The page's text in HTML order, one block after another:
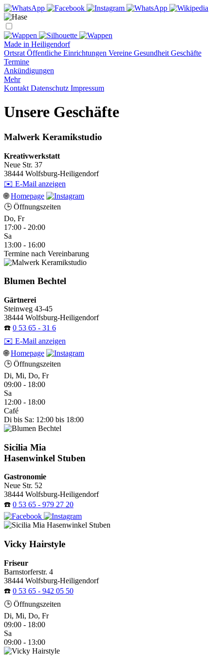
Made in Heiligendorf
Ortsrat Öffentliche Einrichtungen Vereine Gesundheit Geschäfte
Termine
Ankündigungen
Mehr
Kontakt Datenschutz Impressum
Unsere Geschäfte
Malwerk Keramikstudio
Kreativwerkstatt
Neue Str. 37
38444 Wolfsburg-Heiligendorf
✉️ E-Mail anzeigen
🌐Homepage
🕒 Öffnungszeiten
Do, Fr
17:00 - 20:00
Sa
13:00 - 16:00
Termine nach Vereinbarung
Blumen Bechtel
Gärtnerei
Steinweg 43-45
38444 Wolfsburg-Heiligendorf
☎️ 0 53 65 - 31 6
✉️ E-Mail anzeigen
🌐Homepage
🕒 Öffnungszeiten
Di, Mi, Do, Fr
09:00 - 18:00
Sa
12:00 - 18:00
Café
Di bis Sa: 12:00 bis 18:00
Sicilia Mia
Hasenwinkel Stuben
Gastronomie
Neue Str. 52
38444 Wolfsburg-Heiligendorf
☎️ 0 53 65 - 979 27 20
Vicky Hairstyle
Friseur
Barnstorferstr. 4
38444 Wolfsburg-Heiligendorf
☎️ 0 53 65 - 942 05 50
🕒 Öffnungszeiten
Di, Mi, Do, Fr
09:00 - 18:00
Sa
09:00 - 13:00